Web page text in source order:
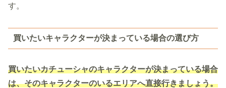
す。
買いたいキャラクターが決まっている場合の選び方
買いたいカチューシャのキャラクターが決まっている場合
は、そのキャラクターのいるエリアへ直接行きましょう。